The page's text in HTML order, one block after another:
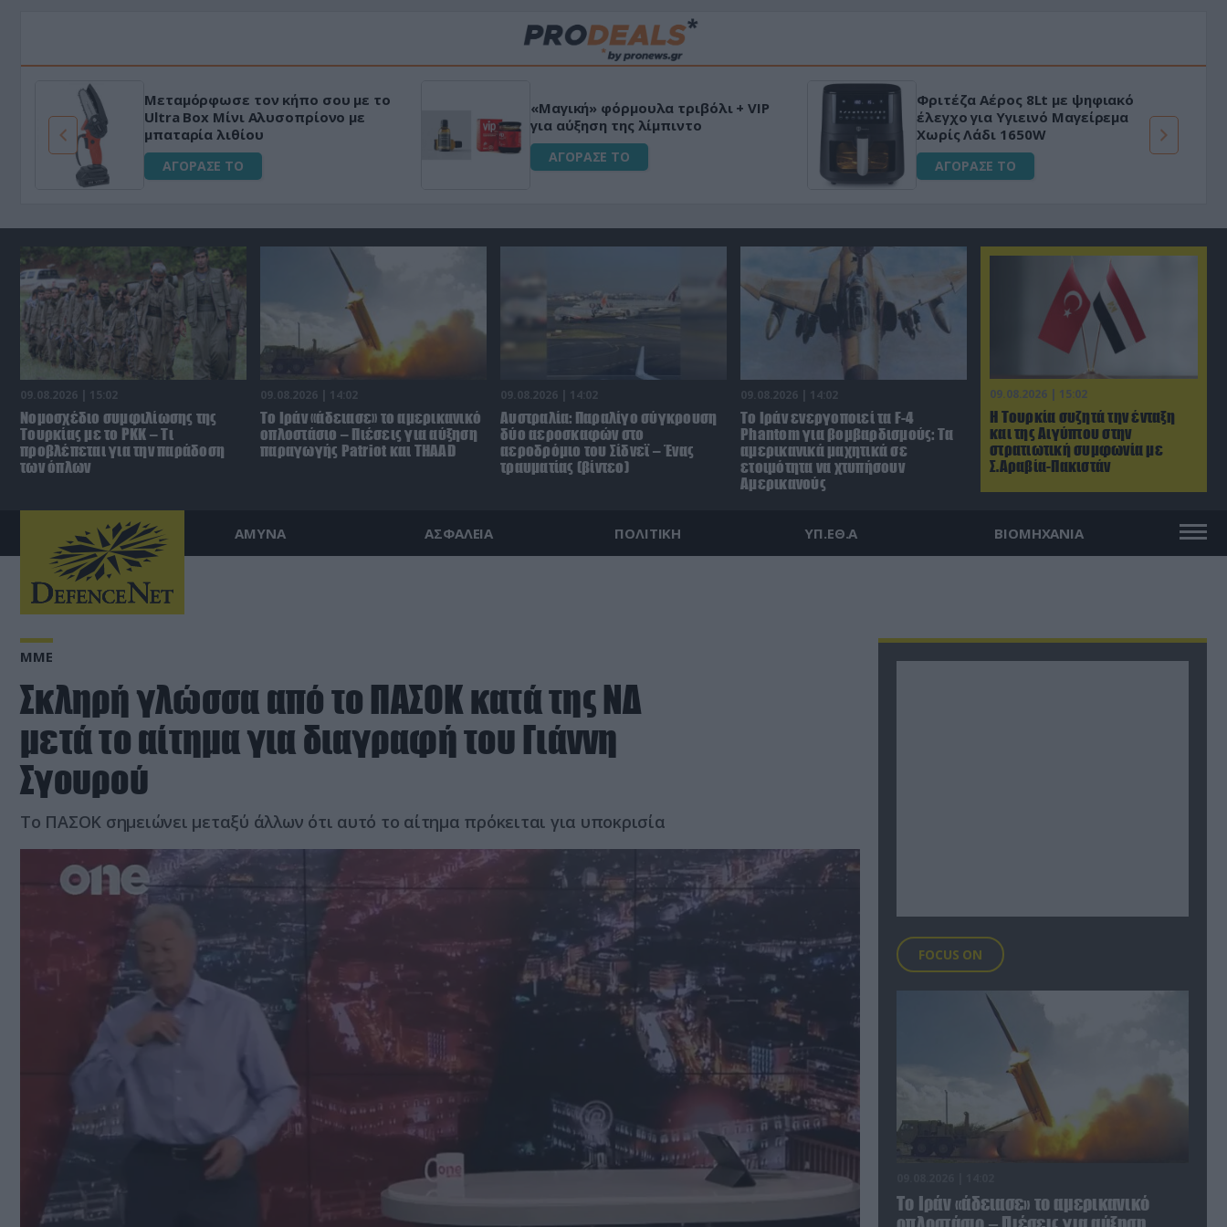
Μεταμόρφωσε τον κήπο σου με το
Ultra Box Μίνι Αλυσοπρίονο με
μπαταρία λιθίου
ΑΓΟΡΑΣΕ ΤΟ
«Μαγική» φόρμουλα τριβόλι + VIP
για αύξηση της λίμπιντο
ΑΓΟΡΑΣΕ ΤΟ
Φριτέζα Αέρος 8Lt με ψηφιακό
έλεγχο για Υγιεινό Μαγείρεμα
Χωρίς Λάδι 1650W
ΑΓΟΡΑΣΕ ΤΟ
09.08.2026 | 15:02
Η Τουρκία συζητά την ένταξη
και της Αιγύπτου στην
στρατιωτική συμφωνία με
Σ.Αραβία-Πακιστάν
09.08.2026 | 15:02
Νομοσχέδιο συμφιλίωσης της
Τουρκίας με το ΡΚΚ – Τι
προβλέπεται για την παράδοση
των όπλων
09.08.2026 | 14:02
Το Ιράν «άδειασε» το αμερικανικό
οπλοστάσιο – Πιέσεις για αύξηση
παραγωγής Patriot και THAAD
09.08.2026 | 14:02
Αυστραλία: Παραλίγο σύγκρουση
δύο αεροσκαφών στο
αεροδρόμιο του Σίδνεϊ – Ένας
τραυματίας (βίντεο)
09.08.2026 | 14:02
Το Ιράν ενεργοποιεί τα F-4
Phantom για βομβαρδισμούς: Τα
αμερικανικά μαχητικά σε
ετοιμότητα να χτυπήσουν
Αμερικανούς
ΑΜΥΝΑ ΑΣΦΑΛΕΙΑ ΠΟΛΙΤΙΚΗ ΥΠ.ΕΘ.Α ΒΙΟΜΗΧΑΝΙΑ
ΜΜΕ
Σκληρή γλώσσα από το ΠΑΣΟΚ κατά της ΝΔ
μετά το αίτημα για διαγραφή του Γιάννη
Σγουρού
Το ΠΑΣΟΚ σημειώνει μεταξύ άλλων ότι αυτό το αίτημα πρόκειται για υποκρισία
FOCUS ON
Το Ιράν «άδειασε» το αμερικανικό